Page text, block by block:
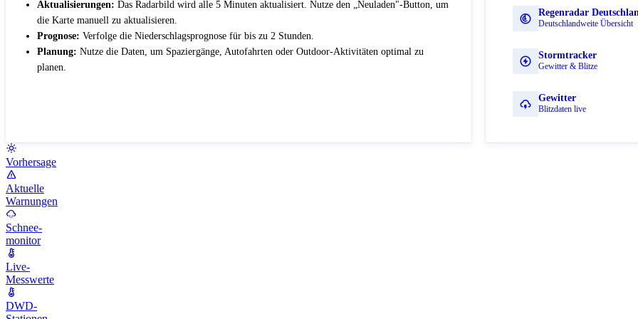
Aktualisierungen: Das Radarbild wird alle 5 Minuten aktualisiert. Nutze den „Neuladen"-Button, um
die Karte manuell zu aktualisieren.
Prognose: Verfolge die Niederschlagsprognose für bis zu 2 Stunden.
Planung: Nutze die Daten, um Spaziergänge, Autofahrten oder Outdoor-Aktivitäten optimal zu
planen.
Regenradar
Deutschlandweite Übersicht
Stormtracker
Gewitter & Blitze
Gewitter
Blitzdaten live
Vorhersage
Aktuelle
Warnungen
Schnee-
monitor
Live-
Messwerte
DWD-